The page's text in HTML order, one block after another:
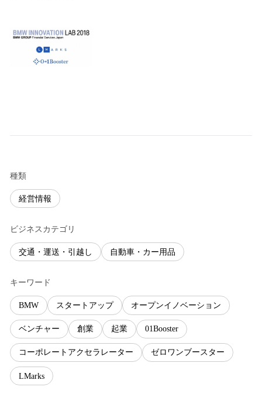
種類
経営情報
ビジネスカテゴリ
交通・運送・引越し 自動車・カー用品
キーワード
BMW スタートアップ オープンイノベーション
ベンチャー 創業 起業 01Booster
コーポレートアクセラレーター ゼロワンブースター
LMarks